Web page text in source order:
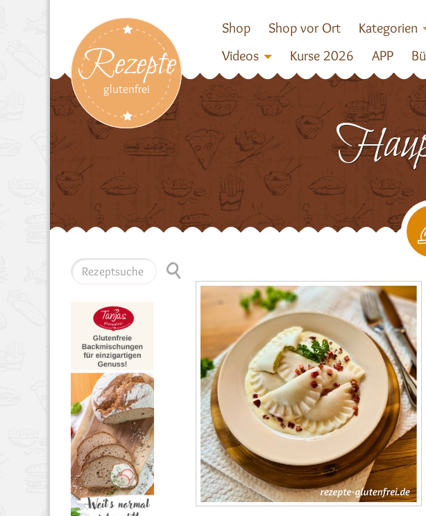
Rezepte
glutenfrei
Shop Shop vor Ort Kategorien
Videos
Kurse 2026 APP